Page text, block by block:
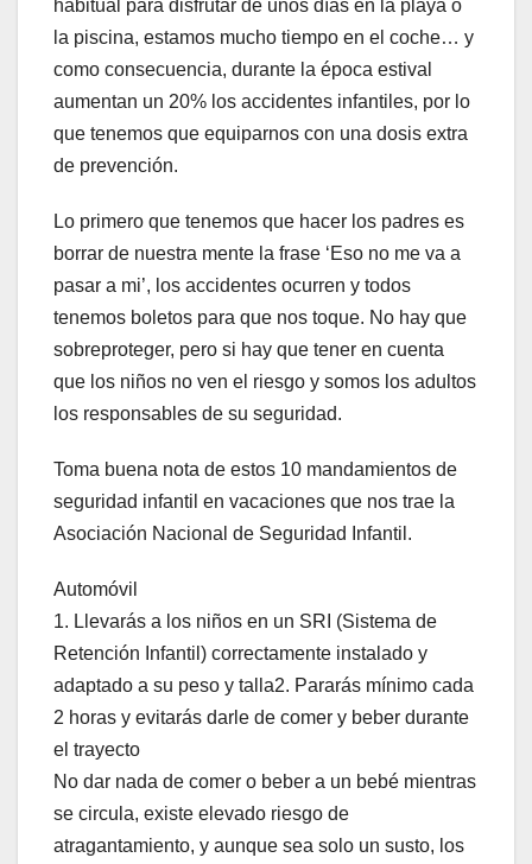
habitual para disfrutar de unos días en la playa o
la piscina, estamos mucho tiempo en el coche… y
como consecuencia, durante la época estival
aumentan un 20% los accidentes infantiles, por lo
que tenemos que equiparnos con una dosis extra
de prevención.
Lo primero que tenemos que hacer los padres es
borrar de nuestra mente la frase ‘Eso no me va a
pasar a mi’, los accidentes ocurren y todos
tenemos boletos para que nos toque. No hay que
sobreproteger, pero si hay que tener en cuenta
que los niños no ven el riesgo y somos los adultos
los responsables de su seguridad.
Toma buena nota de estos 10 mandamientos de
seguridad infantil en vacaciones que nos trae la
Asociación Nacional de Seguridad Infantil.
Automóvil
1. Llevarás a los niños en un SRI (Sistema de
Retención Infantil) correctamente instalado y
adaptado a su peso y talla2. Pararás mínimo cada
2 horas y evitarás darle de comer y beber durante
el trayecto
No dar nada de comer o beber a un bebé mientras
se circula, existe elevado riesgo de
atragantamiento, y aunque sea solo un susto, los